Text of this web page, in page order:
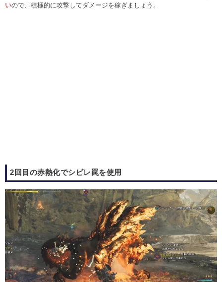
いので、積極的に攻撃してダメージを稼ぎましょう。
2回目の赤熱化でシビレ罠を使用